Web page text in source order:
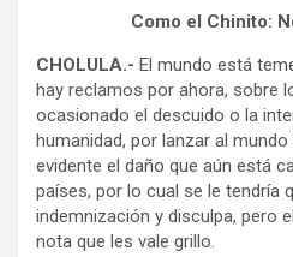
Como el Chinito:
CHOLULA.- El mundo está
hay reclamos por ahora, sobre
ocasionado el descuido o la
humanidad, por lanzar al
evidente el daño que aún está
países, por lo cual se le tendría
indemnización y disculpa, pero
nota que les vale grillo.